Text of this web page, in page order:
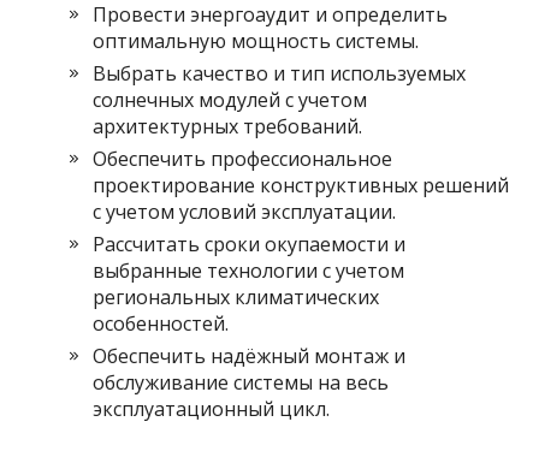
Провести энергоаудит и определить
оптимальную мощность системы.
Выбрать качество и тип используемых
солнечных модулей с учетом
архитектурных требований.
Обеспечить профессиональное
проектирование конструктивных решений
с учетом условий эксплуатации.
Рассчитать сроки окупаемости и
выбранные технологии с учетом
региональных климатических
особенностей.
Обеспечить надёжный монтаж и
обслуживание системы на весь
эксплуатационный цикл.